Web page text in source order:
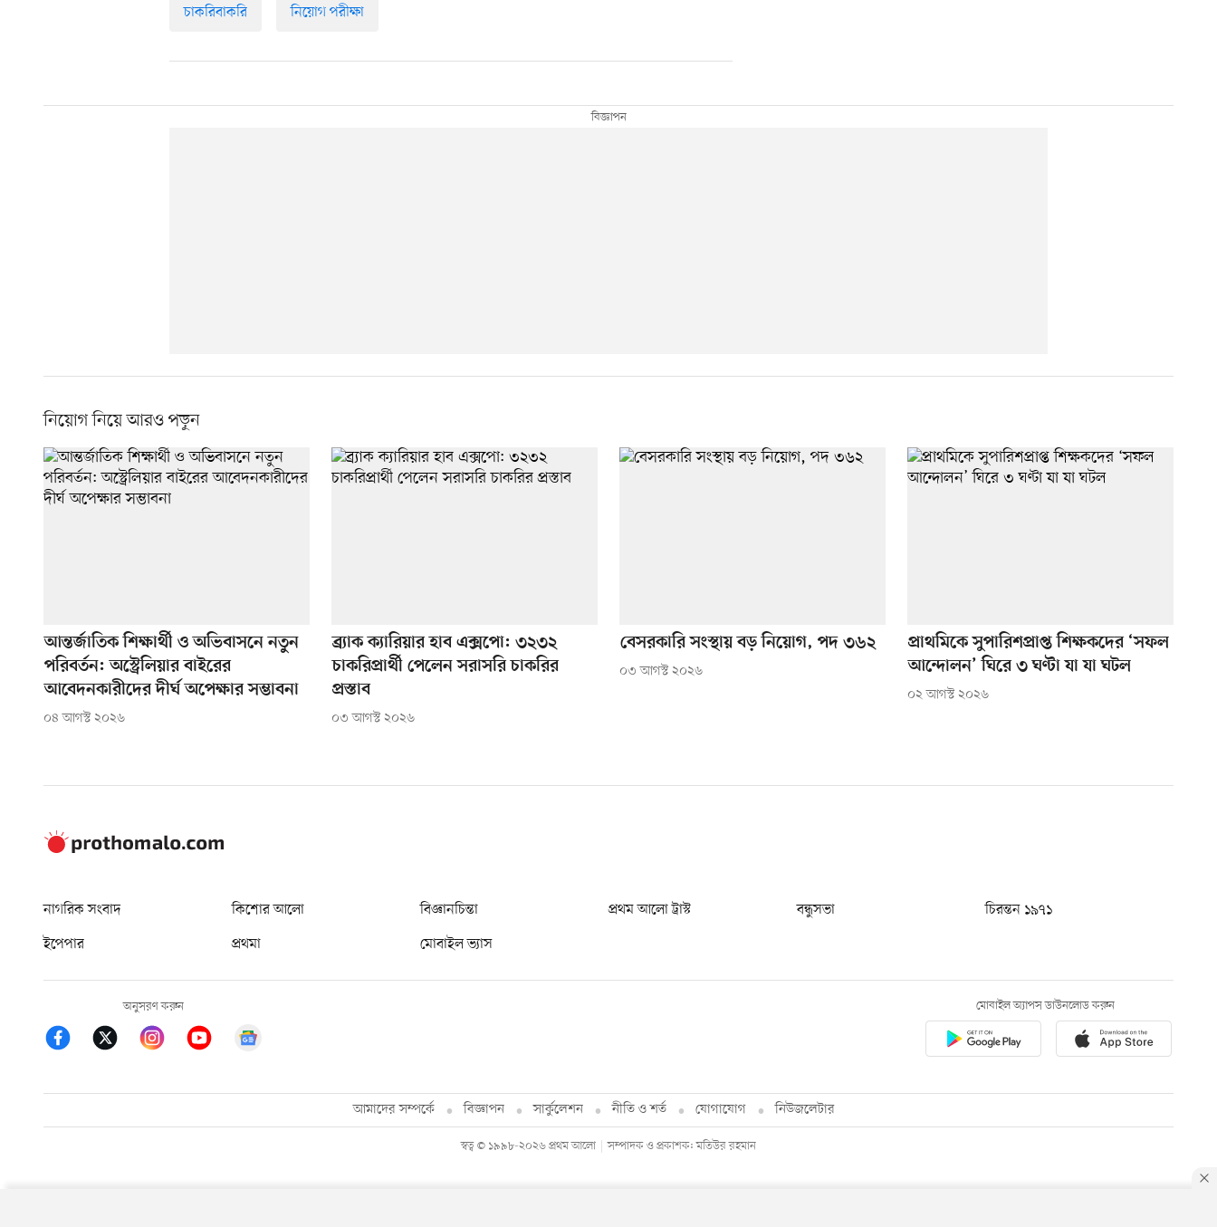
চাকরিবাকরি নিয়োগ পরীক্ষা
নিয়োগ নিয়ে আরও পড়ুন
আন্তর্জাতিক শিক্ষার্থী ও অভিবাসনে নতুন
পরিবর্তন: অস্ট্রেলিয়ার বাইরের
আবেদনকারীদের দীর্ঘ অপেক্ষার সম্ভাবনা
০৪ আগস্ট ২০২৬
ব্র্যাক ক্যারিয়ার হাব এক্সপো: ৩২৩২
চাকরিপ্রার্থী পেলেন সরাসরি চাকরির
প্রস্তাব
০৩ আগস্ট ২০২৬
বেসরকারি সংস্থায় বড় নিয়োগ, পদ ৩৬২
০৩ আগস্ট ২০২৬
প্রাথমিকে সুপারিশপ্রাপ্ত শিক্ষকদের ‘সফল
আন্দোলন’ ঘিরে ৩ ঘণ্টা যা যা ঘটল
০২ আগস্ট ২০২৬
নাগরিক সংবাদ কিশোর আলো বিজ্ঞানচিন্তা প্রথম আলো ট্রাস্ট বন্ধুসভা
চিরন্তন ১৯৭১
ইপেপার
প্রথমা মোবাইল ভ্যাস
অনুসরণ করুন মোবাইল অ্যাপস ডাউনলোড করুন
আমাদের সম্পর্কে বিজ্ঞাপন সার্কুলেশন নীতি ও শর্ত যোগাযোগ নিউজলেটার
স্বত্ব © ১৯৯৮-২০২৬ প্রথম আলো সম্পাদক ও প্রকাশক: মতিউর রহমান